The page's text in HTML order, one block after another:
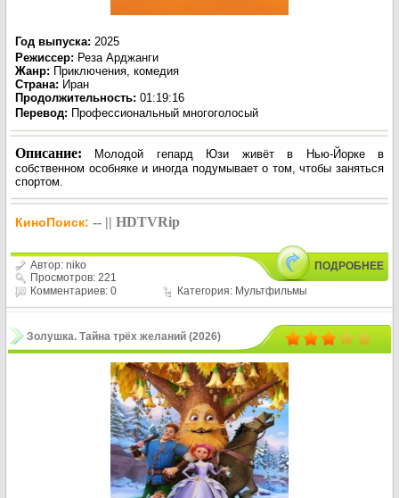
Год выпуска: 2025
Режиссер: Реза Арджанги
Жанр: Приключения, комедия
Страна: Иран
Продолжительность: 01:19:16
Перевод: Профессиональный многоголосый
Описание: Молодой гепард Юзи живёт в Нью-Йорке в
собственном особняке и иногда подумывает о том, чтобы заняться
спортом.
КиноПоиск: -- || HDTVRip
ПОДРОБНЕЕ
Автор: niko
Просмотров: 221
Комментариев: 0
Категория: Мультфильмы
Золушка. Тайна трёх желаний (2026)